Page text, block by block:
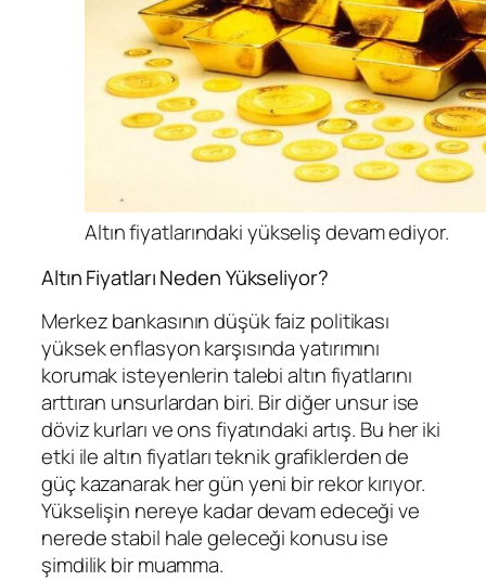
Altın fiyatlarındaki yükseliş devam ediyor.
Altın Fiyatları Neden Yükseliyor?
Merkez bankasının düşük faiz politikası
yüksek enflasyon karşısında yatırımını
korumak isteyenlerin talebi altın fiyatlarını
arttıran unsurlardan biri. Bir diğer unsur ise
döviz kurları ve ons fiyatındaki artış. Bu her iki
etki ile altın fiyatları teknik grafiklerden de
güç kazanarak her gün yeni bir rekor kırıyor.
Yükselişin nereye kadar devam edeceği ve
nerede stabil hale geleceği konusu ise
şimdilik bir muamma.